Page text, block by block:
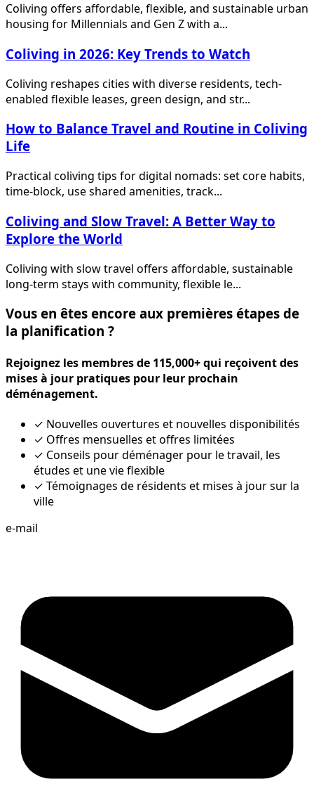
Coliving offers affordable, flexible, and sustainable urban
housing for Millennials and Gen Z with a...
Coliving in 2026: Key Trends to Watch
Coliving reshapes cities with diverse residents, tech-
enabled flexible leases, green design, and str...
How to Balance Travel and Routine in Coliving
Life
Practical coliving tips for digital nomads: set core habits,
time-block, use shared amenities, track...
Coliving and Slow Travel: A Better Way to
Explore the World
Coliving with slow travel offers affordable, sustainable
long-term stays with community, flexible le...
Vous en êtes encore aux premières étapes de
la planification ?
Rejoignez les membres de 115,000+ qui reçoivent des
mises à jour pratiques pour leur prochain
déménagement.
✓ Nouvelles ouvertures et nouvelles disponibilités
✓ Offres mensuelles et offres limitées
✓ Conseils pour déménager pour le travail, les
études et une vie flexible
✓ Témoignages de résidents et mises à jour sur la
ville
e-mail